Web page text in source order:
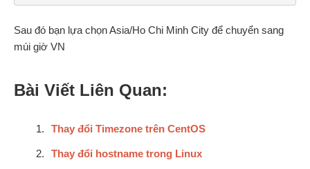
Sau đó bạn lựa chọn Asia/Ho Chi Minh City để chuyển sang
múi giờ VN
Bài Viết Liên Quan:
Thay đổi Timezone trên CentOS
Thay đổi hostname trong Linux